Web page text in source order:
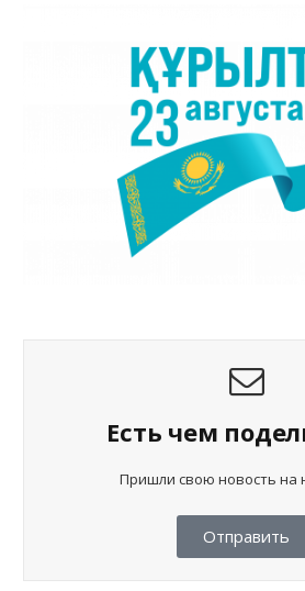
Есть чем
Пришли свою новость на
Отправить